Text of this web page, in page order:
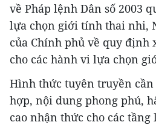
về Pháp lệnh Dân số 2003
lựa chọn giới tính thai nhi,
của Chính phủ về quy định
cho các hành vi lựa chọn
Hình thức tuyên truyền
hợp, nội dung phong phú,
cao nhận thức cho các